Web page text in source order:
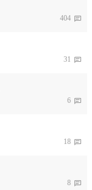
404
31
6
18
8